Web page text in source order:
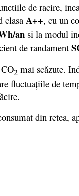
de racire,
clasa A++, cu un
an si la modul
de randament
2 mai scăzute.
de
din retea,